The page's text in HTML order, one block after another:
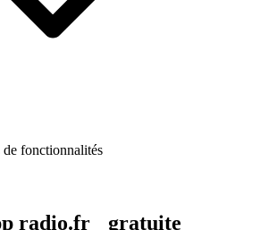
fonctionnalités
radio.fr gratuite